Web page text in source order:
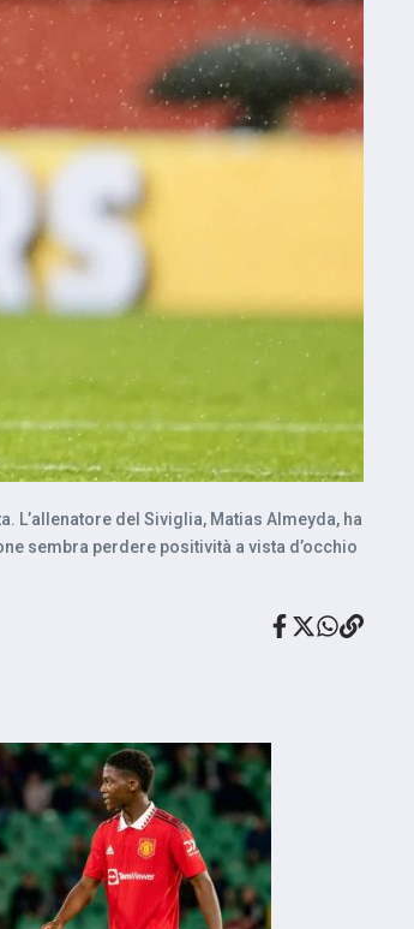
L’allenatore del Siviglia, Matias Almeyda, ha
sembra perdere positività a vista d’occhio